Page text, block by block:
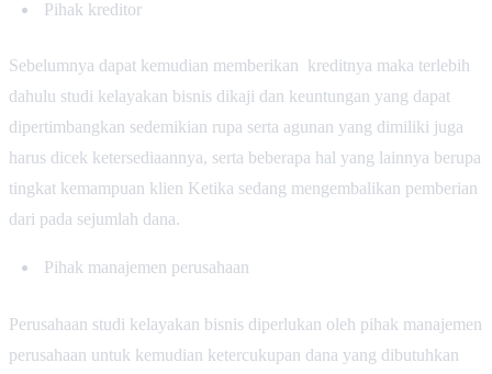
Pihak kreditor
Sebelumnya dapat kemudian memberikan kreditnya maka terlebih
dahulu studi kelayakan bisnis dikaji dan keuntungan yang dapat
dipertimbangkan sedemikian rupa serta agunan yang dimiliki juga
harus dicek ketersediaannya, serta beberapa hal yang lainnya berupa
tingkat kemampuan klien Ketika sedang mengembalikan pemberian
dari pada sejumlah dana.
Pihak manajemen perusahaan
Perusahaan studi kelayakan bisnis diperlukan oleh pihak manajemen
perusahaan untuk kemudian ketercukupan dana yang dibutuhkan